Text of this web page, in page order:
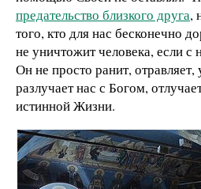
предательство близкого друга,
того, кто для нас бесконечно
не уничтожит человека, если с
Он не просто ранит,
разлучает нас с Богом,
истинной Жизни.